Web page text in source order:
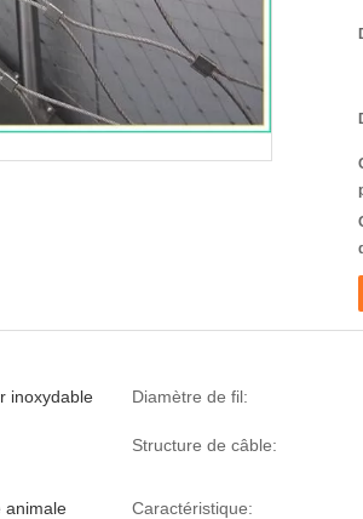
inoxydable Diamètre de fil:
Structure de câble:
animale Caractéristique: